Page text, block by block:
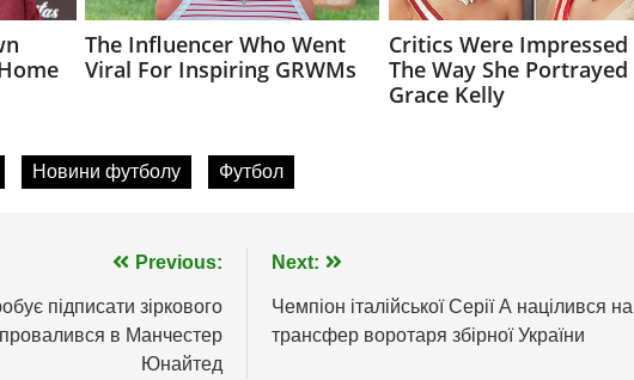
Новини футболу Футбол
Previous:
підписати зіркового
в Манчестер
Юнайтед
Next:
Чемпіон італійської Серії А націлився на
трансфер воротаря збірної України